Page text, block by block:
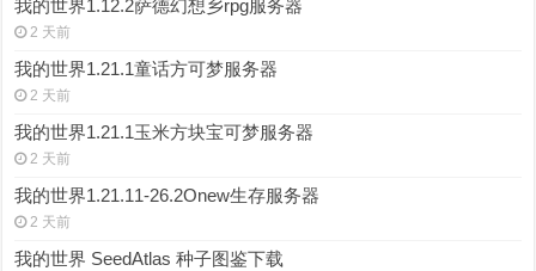
我的世界1.12.2萨德幻想乡rpg服务器
2 天前
我的世界1.21.1童话方可梦服务器
2 天前
我的世界1.21.1玉米方块宝可梦服务器
2 天前
我的世界1.21.11-26.2Onew生存服务器
2 天前
我的世界 SeedAtlas 种子图鉴下载